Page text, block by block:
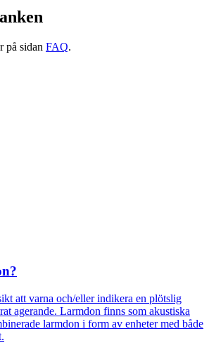
på sidan FAQ.
att varna och/eller indikera en plötslig
agerande. Larmdon finns som akustiska
larmdon i form av enheter med både